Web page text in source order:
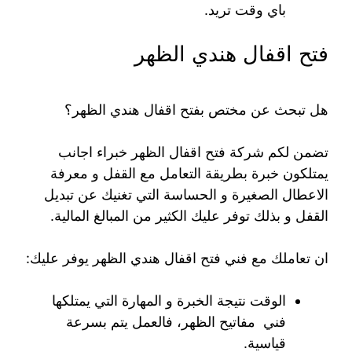
باي وقت تريد.
فتح اقفال هندي الظهر
هل تبحث عن مختص بفتح اقفال هندي الظهر؟
تضمن لكم شركة فتح اقفال الظهر خبراء اجانب
يمتلكون خبرة بطريقة التعامل مع القفل و معرفة
الاعطال الصغيرة و الحساسة التي تغنيك عن تبديل
القفل و بذلك توفر عليك الكثير من المبالغ المالية.
ان تعاملك مع فني فتح اقفال هندي الظهر يوفر عليك:
الوقت نتيجة الخبرة و المهارة التي يمتلكها
فني مفاتيح الظهر، فالعمل يتم بسرعة
قياسية.